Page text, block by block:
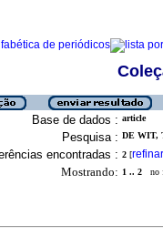
Base de dados : article
Pesquisa : DE WIT,
encontradas : 2 [refinar
Mostrando: 1 .. 2 no